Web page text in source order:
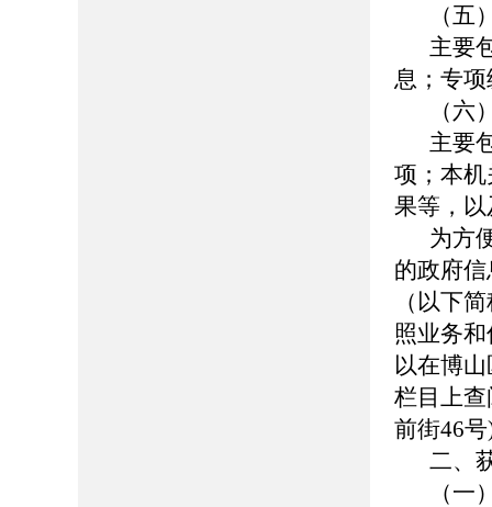
（五
主要
息；专
（六
主要
项；本
果等，
为方
的政府
（以下
照业务
以在博
栏目上
前街46
二、
（一